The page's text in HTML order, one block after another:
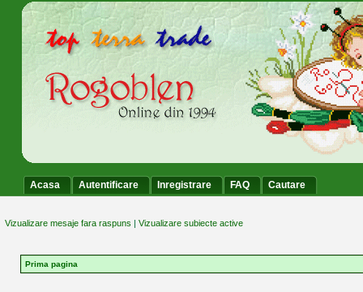
Acasa Autentificare Inregistrare FAQ Cautare
Vizualizare mesaje fara raspuns | Vizualizare subiecte active
Prima pagina